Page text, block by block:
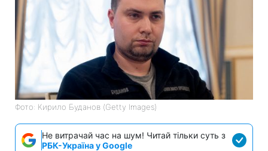
Фото: Кирило Буданов (Getty Images)
Не витрачай час на шум! Читай тільки суть з
РБК-Україна у Google